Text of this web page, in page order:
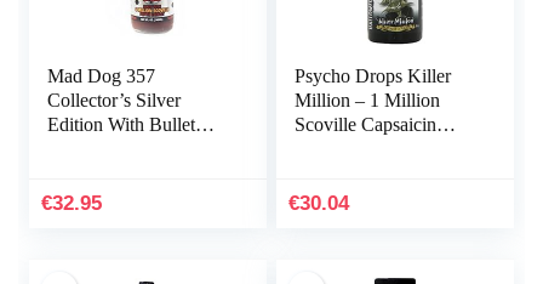
Mad Dog 357
Collector’s Silver
Edition With Bullet
€32.95
Psycho Drops Killer
Million – 1 Million
Scoville Capsaicin
€30.04